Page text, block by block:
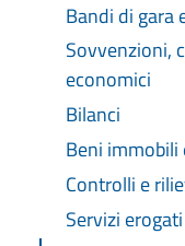
Bandi di gara
Sovvenzioni,
economici
Bilanci
Beni
Controlli e
Servizi erogati